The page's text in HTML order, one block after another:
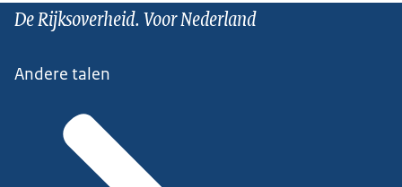
De Rijksoverheid. Voor Nederland
Andere talen